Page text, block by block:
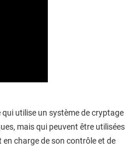
utilise un système de cryptage
mais qui peuvent être utilisées
charge de son contrôle et de